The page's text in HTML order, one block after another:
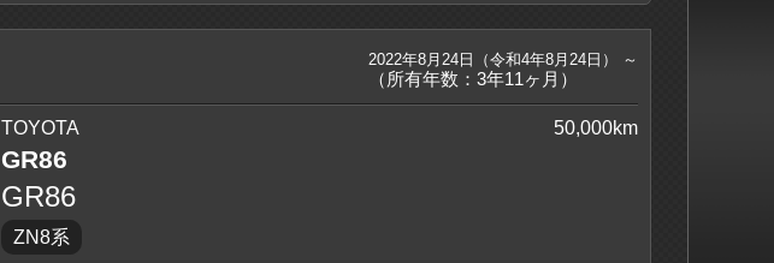
2022年8月24日（令和4年8月24日） ～
（所有年数：3年11ヶ月）
50,000km
TOYOTA
GR86
GR86
ZN8系